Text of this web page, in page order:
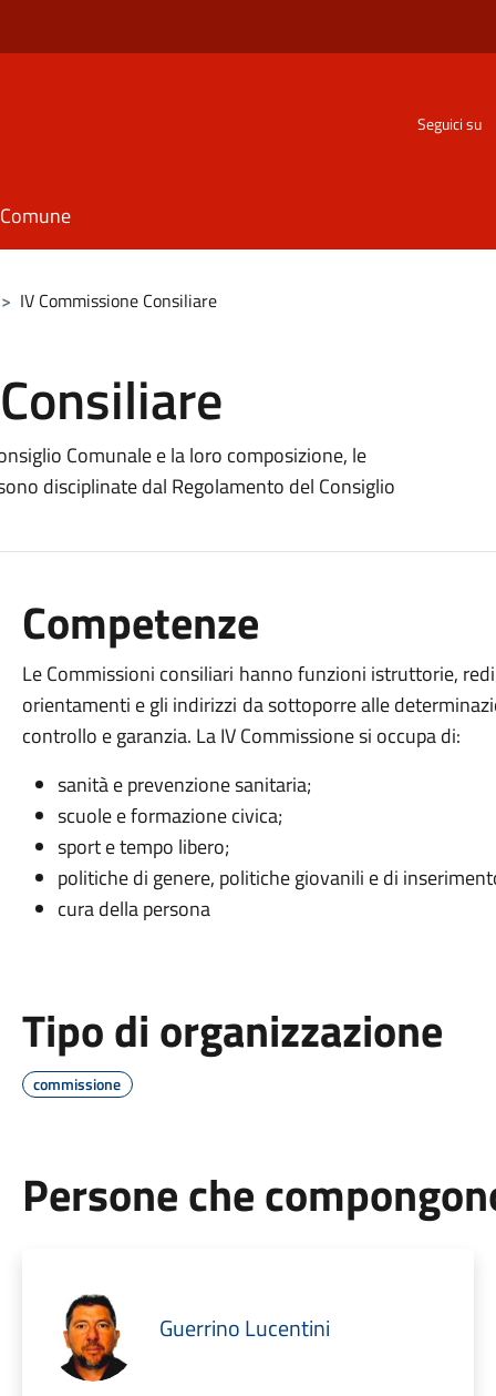
Seguici su
> IV Commissione Consiliare
Comunale e la loro composizione, le
disciplinate dal Regolamento del Consiglio
Competenze
Le Commissioni consiliari hanno funzioni istruttorie,
orientamenti e gli indirizzi da sottoporre alle
controllo e garanzia. La IV Commissione si occupa di:
sanità e prevenzione sanitaria;
scuole e formazione civica;
sport e tempo libero;
politiche di genere, politiche giovanili e di
cura della persona
Tipo di organizzazione
commissione
Persone che
Guerrino Lucentini